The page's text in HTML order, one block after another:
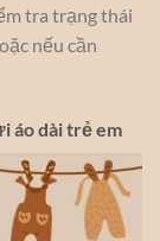
tra trạng thái
nếu cần
áo dài trẻ em